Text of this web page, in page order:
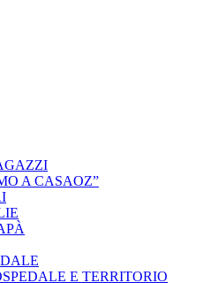
A CASAOZ”
E TERRITORIO